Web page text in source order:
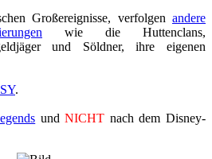
Großereignisse, verfolgen andere
wie die Huttenclans,
und Söldner, ihre eigenen
.
undNICHT nach dem Disney-